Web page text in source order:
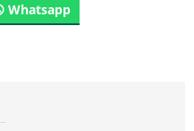
Whatsapp